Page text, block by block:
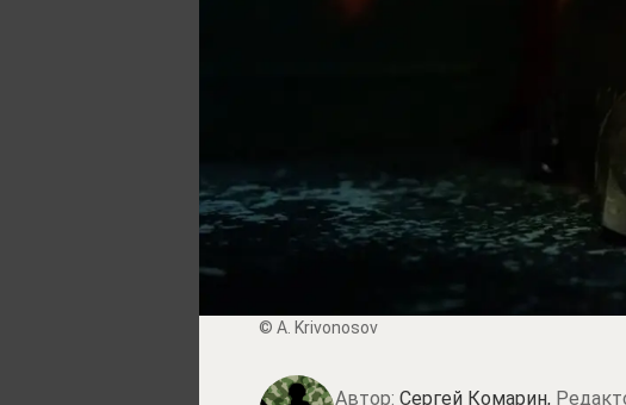
© A. Krivonosov
Автор: Сергей Комарин,